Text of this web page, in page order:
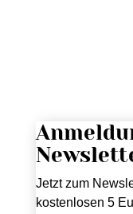
Jetzt zum
kostenlosen 5